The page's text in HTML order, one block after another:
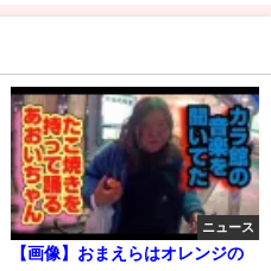
ニュース
【画像】おまえらはオレンジの